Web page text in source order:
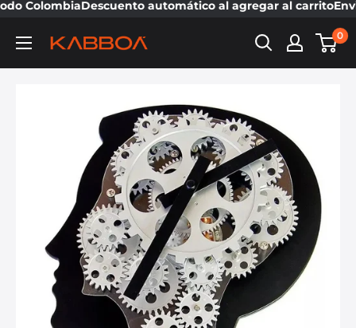
ColombiaDescuento automático al agregar al carrito
0